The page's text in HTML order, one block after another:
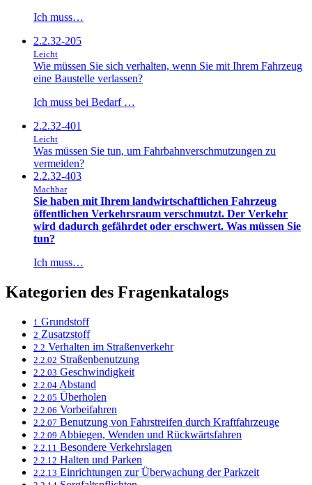
Ich muss…
2.2.32-205
Leicht
Wie müssen Sie sich verhalten, wenn Sie mit Ihrem Fahrzeug
eine Baustelle verlassen?
Ich muss bei Bedarf …
2.2.32-401
Leicht
Was müssen Sie tun, um Fahrbahnverschmutzungen zu
vermeiden?
2.2.32-403
Machbar
Sie haben mit Ihrem landwirtschaftlichen Fahrzeug
öffentlichen Verkehrsraum verschmutzt. Der Verkehr
wird dadurch gefährdet oder erschwert. Was müssen Sie
tun?
Ich muss…
Kategorien des Fragenkatalogs
1 Grundstoff
2 Zusatzstoff
2.2 Verhalten im Straßenverkehr
2.2.02 Straßenbenutzung
2.2.03 Geschwindigkeit
2.2.04 Abstand
2.2.05 Überholen
2.2.06 Vorbeifahren
2.2.07 Benutzung von Fahrstreifen durch Kraftfahrzeuge
2.2.09 Abbiegen, Wenden und Rückwärtsfahren
2.2.11 Besondere Verkehrslagen
2.2.12 Halten und Parken
2.2.13 Einrichtungen zur Überwachung der Parkzeit